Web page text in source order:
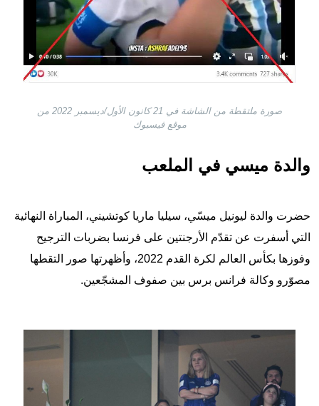
صورة ملتقطة من الشاشة في 21 كانون الأول/ديسمبر 2022 من
موقع فيسبوك
والدة ميسي في الملعب
حضرت والدة ليونيل ميسّي، سيليا ماريا كوتشيني، المباراة النهائية
التي أسفرت عن تقدّم الأرجنتين على فرنسا بضربات الترجيح
وفوزها بكأس العالم لكرة القدم 2022، وأظهرتها صور التقطها
مصوّرو وكالة فرانس برس بين صفوف المشجّعين.